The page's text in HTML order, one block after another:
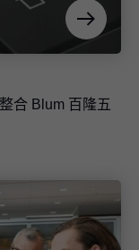
合 Blum 百隆五